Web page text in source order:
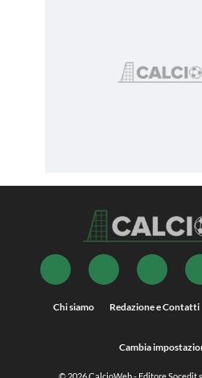
Chi siamo Redazione e Contatti
Cambia